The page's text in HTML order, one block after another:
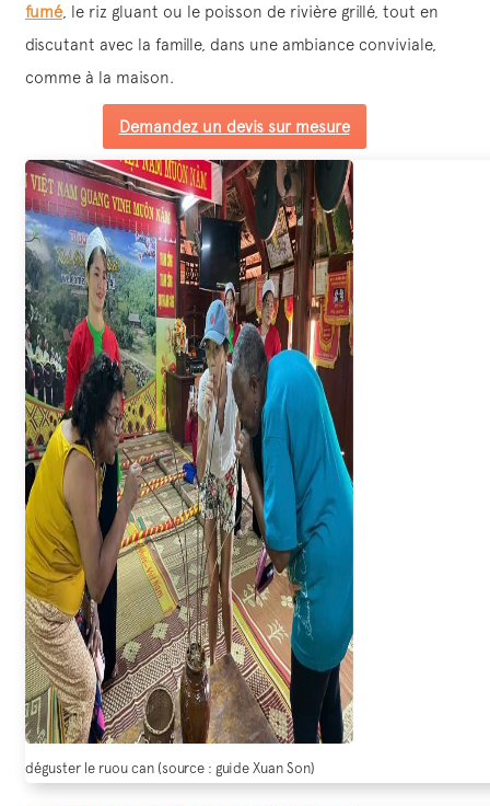
fumé, le riz gluant ou le poisson de rivière grillé, tout en
discutant avec la famille, dans une ambiance conviviale,
comme à la maison.
Demandez un devis sur mesure
déguster le ruou can (source : guide Xuan Son)